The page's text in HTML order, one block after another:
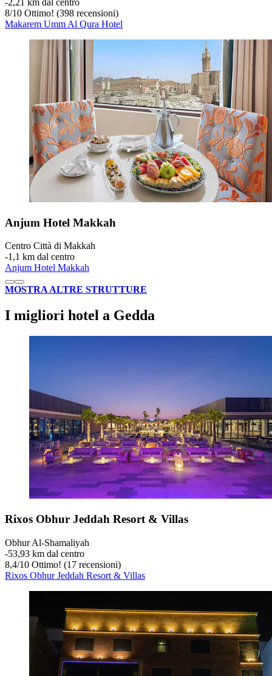
‐2,21 km dal centro
8/10 Ottimo! (398 recensioni)
Makarem Umm Al Qura Hotel
Anjum Hotel Makkah
Centro Città di Makkah
‐1,1 km dal centro
Anjum Hotel Makkah
MOSTRA ALTRE STRUTTURE
I migliori hotel a Gedda
Rixos Obhur Jeddah Resort & Villas
Obhur Al-Shamaliyah
‐53,93 km dal centro
8,4/10 Ottimo! (17 recensioni)
Rixos Obhur Jeddah Resort & Villas